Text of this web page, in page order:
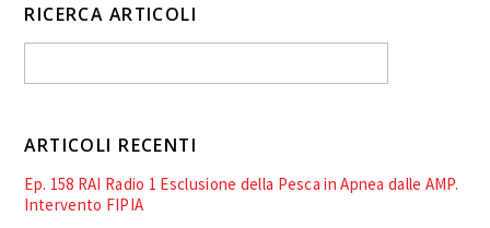
RICERCA ARTICOLI
ARTICOLI RECENTI
Ep. 158 RAI Radio 1 Esclusione della Pesca in Apnea dalle AMP.
Intervento FIPIA